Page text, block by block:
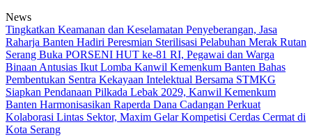
News
Tingkatkan Keamanan dan Keselamatan Penyeberangan, Jasa
Raharja Banten Hadiri Peresmian Sterilisasi Pelabuhan Merak Rutan
Serang Buka PORSENI HUT ke-81 RI, Pegawai dan Warga
Binaan Antusias Ikut Lomba Kanwil Kemenkum Banten Bahas
Pembentukan Sentra Kekayaan Intelektual Bersama STMKG
Siapkan Pendanaan Pilkada Lebak 2029, Kanwil Kemenkum
Banten Harmonisasikan Raperda Dana Cadangan Perkuat
Kolaborasi Lintas Sektor, Maxim Gelar Kompetisi Cerdas Cermat di
Kota Serang